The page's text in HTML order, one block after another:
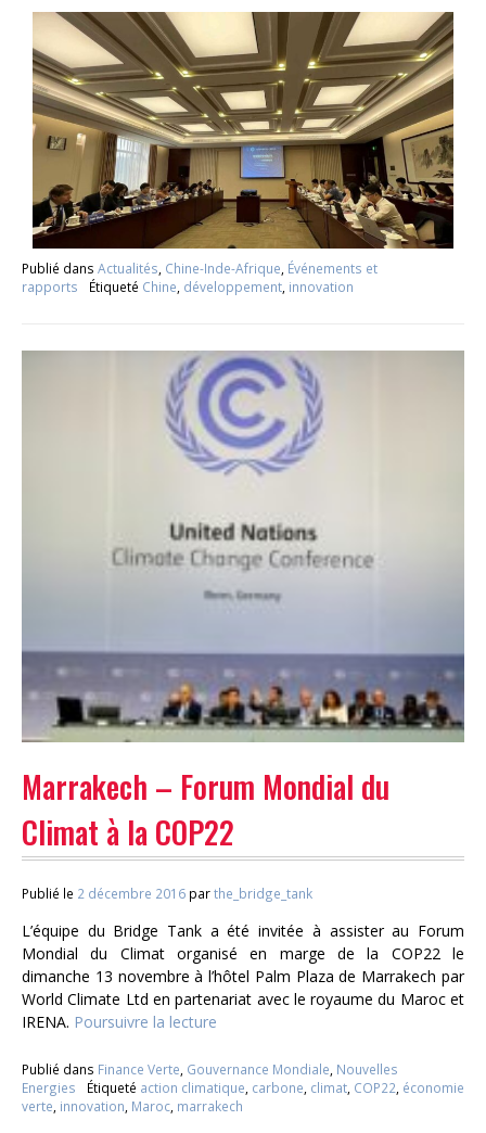
Publié dans Actualités Chine-Inde-Afrique Événements et
rapports
Étiqueté Chine développement innovation
Marrakech – Forum Mondial du
Climat à la COP22
Publié le 2 décembre 2016 parthe_bridge_tank
L’équipe du Bridge Tank a été invitée à assister au Forum
Mondial du Climat organisé en marge de la COP22 le
dimanche 13 novembre à l’hôtel Palm Plaza de Marrakech par
World Climate Ltd en partenariat avec le royaume du Maroc et
IRENA. Poursuivre la lecture
Publié dans Finance Verte, Gouvernance Mondiale, Nouvelles
Energies
Étiqueté action climatique, carbone, climat, COP22, économie
verte, innovation, Maroc, marrakech